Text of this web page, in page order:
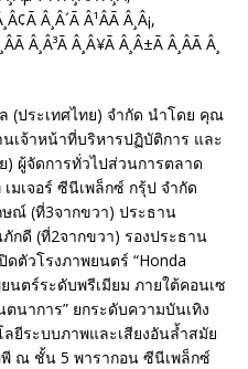
(ประเทศไทย) จำกัด นำโดย คุณ
เจ้าหน้าที่บริหารปฏิบัติการ และ
ผู้จัดการทั่วไปส่วนการตลาด
มเจอร์ ซีนีเพล็กซ์ กรุ้ป จำกัด
ณ์ (ที่3จากขวา) ประธาน
ดี (ที่2จากขวา) รองประธาน
ตัวโรงภาพยนตร์ “Honda
นตร์ระดับพรีเมียม ภายใต้คอนเซ
นาการ” ยกระดับความบันเทิง
ยีระบบภาพและเสียงอันล้ำสมัย
พี ณ ชั้น 5 พารากอน ซีนีเพล็กซ์